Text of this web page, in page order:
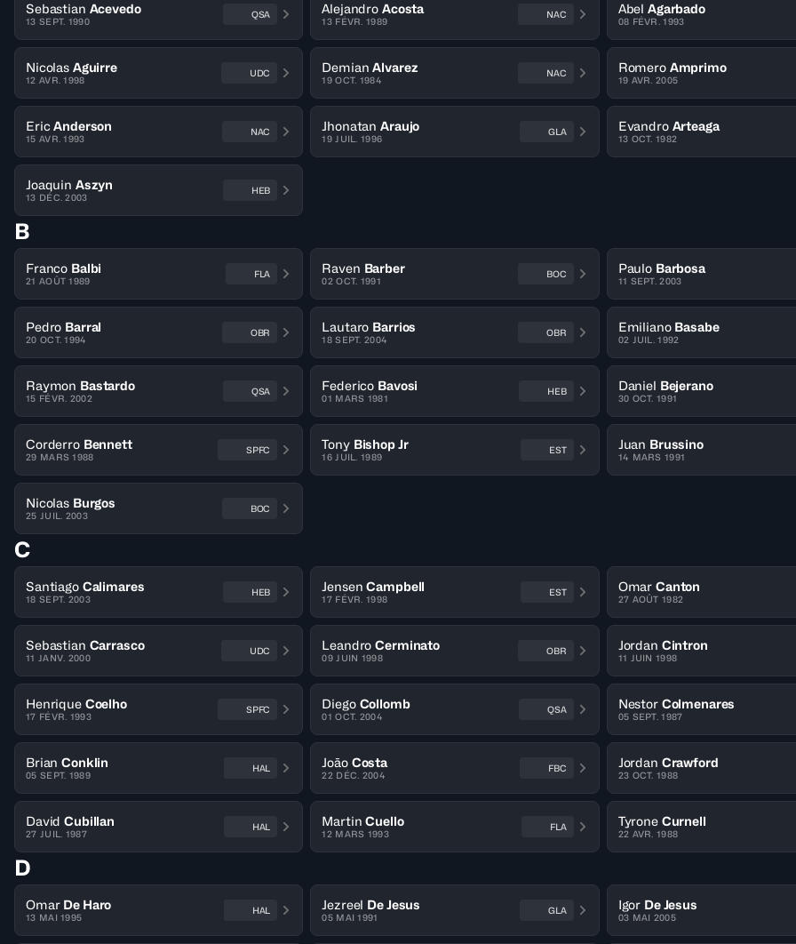
Sebastian Acevedo
13 SEPT. 1990
QSA Alejandro Acosta
13 FÉVR. 1989
NAC Abel Agarbado
08 FÉVR. 1993
Nicolas Aguirre
12 AVR. 1998
UDC Demian Alvarez
19 OCT. 1984
NAC Romero Amprimo
19 AVR. 2005
Eric Anderson
15 AVR. 1993
NAC Jhonatan Araujo
19 JUIL. 1996
GLA Evandro Arteaga
13 OCT. 1982
Joaquin Aszyn
13 DÉC. 2003
HEB
B
Franco Balbi
21 AOÛT 1989
FLA Raven Barber
02 OCT. 1991
BOC Paulo Barbosa
11 SEPT. 2003
Pedro Barral
20 OCT. 1994
OBR Lautaro Barrios
18 SEPT. 2004
OBR Emiliano Basabe
02 JUIL. 1992
Raymon Bastardo
15 FÉVR. 2002
QSA Federico Bavosi
01 MARS 1981
HEB Daniel Bejerano
30 OCT. 1991
Corderro Bennett
29 MARS 1988
SPFC Tony Bishop Jr
16 JUIL. 1989
EST Juan Brussino
14 MARS 1991
Nicolas Burgos
25 JUIL. 2003
BOC
C
Santiago Calimares
18 SEPT. 2003
HEB Jensen Campbell
17 FÉVR. 1998
EST Omar Canton
27 AOÛT 1982
Sebastian Carrasco
11 JANV. 2000
UDC Leandro Cerminato
09 JUIN 1998
OBR Jordan Cintron
11 JUIN 1998
Henrique Coelho
17 FÉVR. 1993
SPFC Diego Collomb
01 OCT. 2004
QSA Nestor Colmenares
05 SEPT. 1987
Brian Conklin
05 SEPT. 1989
HAL João Costa
22 DÉC. 2004
FBC Jordan Crawford
23 OCT. 1988
David Cubillan
27 JUIL. 1987
HAL Martin Cuello
12 MARS 1993
FLA Tyrone Curnell
22 AVR. 1988
D
Omar De Haro
13 MAI 1995
HAL Jezreel De Jesus
05 MAI 1991
GLA Igor De Jesus
03 MAI 2005